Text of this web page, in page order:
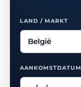
LAND / MARKT
AANKOMSTDATUM